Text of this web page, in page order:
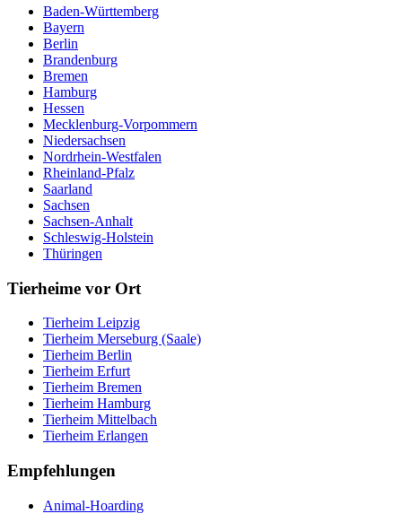
Baden-Württemberg
Bayern
Berlin
Brandenburg
Bremen
Hamburg
Hessen
Mecklenburg-Vorpommern
Niedersachsen
Nordrhein-Westfalen
Rheinland-Pfalz
Saarland
Sachsen
Sachsen-Anhalt
Schleswig-Holstein
Thüringen
Tierheime vor Ort
Tierheim Leipzig
Tierheim Merseburg (Saale)
Tierheim Berlin
Tierheim Erfurt
Tierheim Bremen
Tierheim Hamburg
Tierheim Mittelbach
Tierheim Erlangen
Empfehlungen
Animal-Hoarding